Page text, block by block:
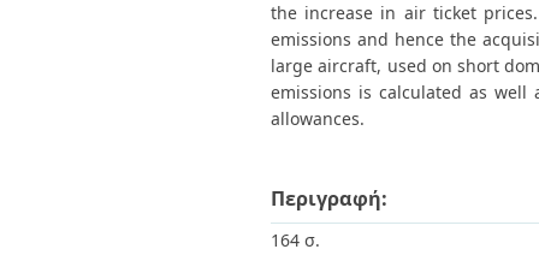
the increase in air ticket
emissions and hence the
large aircraft, used on short
emissions is calculated as
allowances.
Περιγραφή:
164 σ.